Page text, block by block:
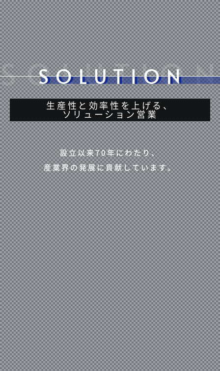
生産性と効率性を上げる、
ソリューション営業
設立以来70年にわたり、
産業界の発展に貢献しています。